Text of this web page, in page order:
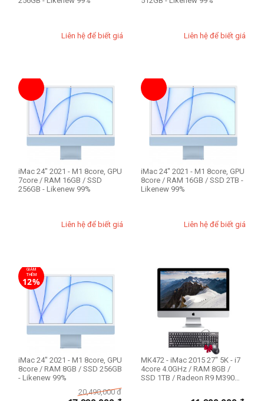
Liên hệ để biết giá Liên hệ để biết giá
iMac 24" 2021 - M1 8core, GPU
7core / RAM 16GB / SSD
256GB - Likenew 99%
Liên hệ để biết giá
iMac 24" 2021 - M1 8core, GPU
8core / RAM 16GB / SSD 2TB -
Likenew 99%
Liên hệ để biết giá
GIẢM
THÊM
12%
iMac 24" 2021 - M1 8core, GPU
8core / RAM 8GB / SSD 256GB
- Likenew 99%
20,490,000 đ
MK472 - iMac 2015 27" 5K - i7
4core 4.0GHz / RAM 8GB /
SSD 1TB / Radeon R9 M390